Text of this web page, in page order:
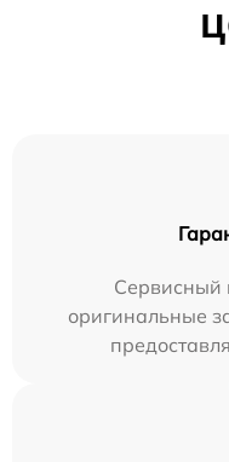
Сервисный
оригинальные